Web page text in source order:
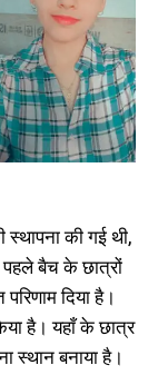
स्कूल देव के
सफलता
की गई थी,
पहले बैच के छात्रों
दिया है।
है। यहाँ के छात्र
स्थान बनाया है।